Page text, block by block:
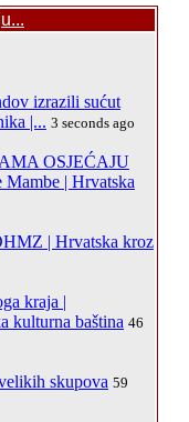
izrazili sućut
|... 3 seconds ago
OSJEĆAJU
| Hrvatska
| Hrvatska kroz
kraja |
kulturna baština 46
skupova 59